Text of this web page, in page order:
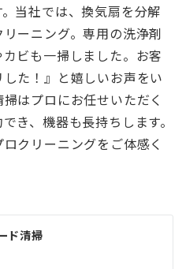
当社では、換気扇を分解
ーニング。専用の洗浄剤
ビも一掃しました。お客
た！』と嬉しいお声をい
はプロにお任せいただく
き、機器も長持ちします。
クリーニングをご体感く
ド清掃